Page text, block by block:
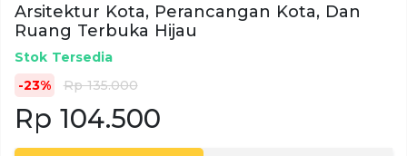
Arsitektur Kota, Perancangan Kota, Dan
Ruang Terbuka Hijau
Stok Tersedia
-23%
Rp 135.000
Rp 104.500